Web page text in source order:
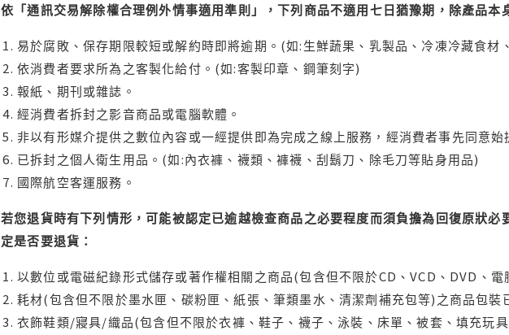
依「通訊交易解除權合理例外情事適用準則」，下列商品不適用七日猶豫期，除產品本
易於腐敗、保存期限較短或解約時即將逾期。(如:生鮮蔬果、乳製品、冷凍冷藏食材
依消費者要求所為之客製化給付。(如:客製印章、鋼筆刻字)
報紙、期刊或雜誌。
經消費者拆封之影音商品或電腦軟體。
非以有形媒介提供之數位內容或一經提供即為完成之線上服務，經消費者事先同意
已拆封之個人衛生用品。(如:內衣褲、襪類、褲襪、刮鬍刀、除毛刀等貼身用品)
國際航空客運服務。
若您退貨時有下列情形，可能被認定已逾越檢查商品之必要程度而須負擔為回復原狀
定是否要退貨：
以數位或電磁紀錄形式儲存或著作權相關之商品(包含但不限於CD、VCD、DVD、
耗材(包含但不限於墨水匣、碳粉匣、紙張、筆類墨水、清潔劑補充包等)之商品包
衣飾鞋類/寢具/織品(包含但不限於衣褲、鞋子、襪子、泳裝、床單、被套、填充玩